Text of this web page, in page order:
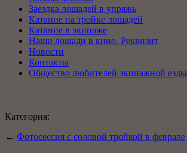
Заездка лошадей в упряжь
Катание на тройке лошадей
Катание в экипаже
Наши лошади в кино. Реквизит
Новости
Контакты
Общество любителей экипажной езды
Категория:
← Фотосессия с соловой тройкой в феврале